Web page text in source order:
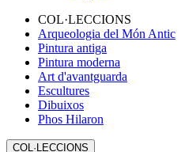
COL·LECCIONS
Arqueologia del Món Antic
Pintura antiga
Pintura moderna
Art d'avantguarda
Escultures
Dibuixos
Phos Hilaron
COL·LECCIONS